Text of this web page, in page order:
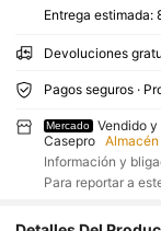
Entrega estimada:
Devoluciones
Pagos seguros ·
Mercado
Vendido
Casepro
Información y
Para reportar a